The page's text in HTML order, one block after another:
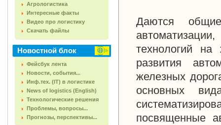
Агрологистика
Интересные факты
Видео про логистику
Скачать файлы
Новостной блок
Фейсбук лента
Новости, события...
Инф.тех. (IT) в логистике
News of logistics (English)
Технологические решения
Проблемы, вопросы...
Прогнозы, перспективы...
Даются
технологий на
развития
железных
основных
посвященные